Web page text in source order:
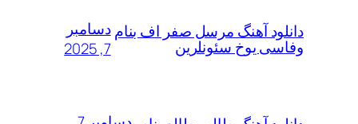
دانلود آهنگ مرسل صفر اف بنام
وفاسی یوخ سئونلرین
دسامبر
7, 2025